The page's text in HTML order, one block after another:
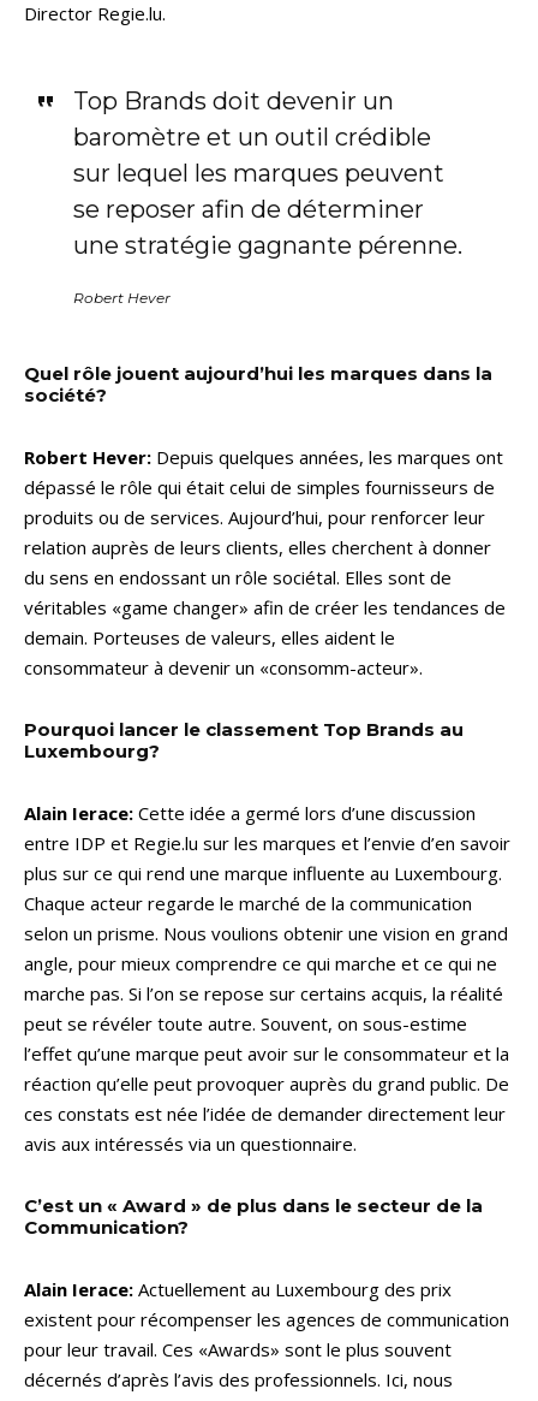
Director Regie.lu.
Top Brands doit devenir un
baromètre et un outil crédible
sur lequel les marques peuvent
se reposer afin de déterminer
une stratégie gagnante pérenne.
Robert Hever
Quel rôle jouent aujourd’hui les marques dans la
société?
Robert Hever: Depuis quelques années, les marques ont
dépassé le rôle qui était celui de simples fournisseurs de
produits ou de services. Aujourd’hui, pour renforcer leur
relation auprès de leurs clients, elles cherchent à donner
du sens en endossant un rôle sociétal. Elles sont de
véritables «game changer» afin de créer les tendances de
demain. Porteuses de valeurs, elles aident le
consommateur à devenir un «consomm-acteur».
Pourquoi lancer le classement Top Brands au
Luxembourg?
Alain Ierace: Cette idée a germé lors d’une discussion
entre IDP et Regie.lu sur les marques et l’envie d’en savoir
plus sur ce qui rend une marque influente au Luxembourg.
Chaque acteur regarde le marché de la communication
selon un prisme. Nous voulions obtenir une vision en grand
angle, pour mieux comprendre ce qui marche et ce qui ne
marche pas. Si l’on se repose sur certains acquis, la réalité
peut se révéler toute autre. Souvent, on sous-estime
l’effet qu’une marque peut avoir sur le consommateur et la
réaction qu’elle peut provoquer auprès du grand public. De
ces constats est née l’idée de demander directement leur
avis aux intéressés via un questionnaire.
C’est un « Award » de plus dans le secteur de la
Communication?
Alain Ierace: Actuellement au Luxembourg des prix
existent pour récompenser les agences de communication
pour leur travail. Ces «Awards» sont le plus souvent
décernés d’après l’avis des professionnels. Ici, nous